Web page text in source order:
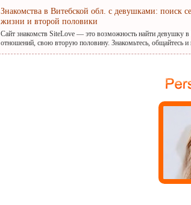
Знакомства в Витебской обл. с девушками: поиск
жизни и второй половики
Сайт знакомств SiteLove — это возможность найти девушку в
отношений, свою вторую половину. Знакомьтесь, общайтесь и